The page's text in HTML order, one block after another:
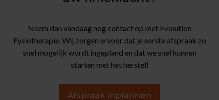
Neem dan vandaag nog contact op met Evolution
Fysiotherapie. Wij zorgen ervoor dat je eerste afspraak zo
snel mogelijk wordt ingepland en dat we snel kunnen
starten met het herstel!
Afspraak inplannen